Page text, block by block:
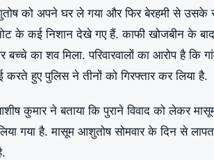
को अपने घर ले गया और फिर बेरहमी से उसके
के कई निशान देखे गए हैं. काफी खोजबीन के
बच्चे का शव मिला. परिवारवालों का आरोप है
करते हुए पुलिस ने तीनों को गिरफ्तार कर लिया है.
कुमार ने बताया कि पुराने विवाद को लेकर
गया है. मासूम आशुतोष सोमवार के दिन से